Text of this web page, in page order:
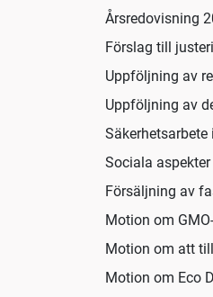
Årsredovisning
Förslag till
Uppföljning av
Uppföljning av
Sociala
Försäljning av
Motion om
Motion om att
Motion om Eco